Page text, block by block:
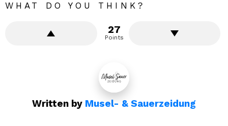
WHAT DO YOU THINK?
27
Points
Written by Musel- & Sauerzeidung